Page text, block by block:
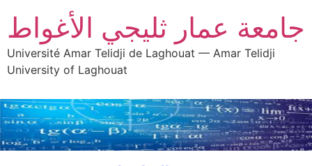
جامعة عمار ثليجي الأغواط
Université Amar Telidji de Laghouat — Amar Telidji
University of Laghouat